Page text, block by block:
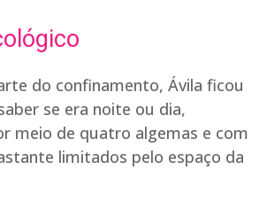
do confinamento, Ávila ficou
se era noite ou dia,
meio de quatro algemas e com
limitados pelo espaço da